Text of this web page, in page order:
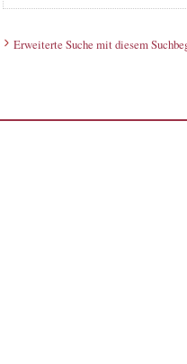
Erweiterte Suche mit diesem